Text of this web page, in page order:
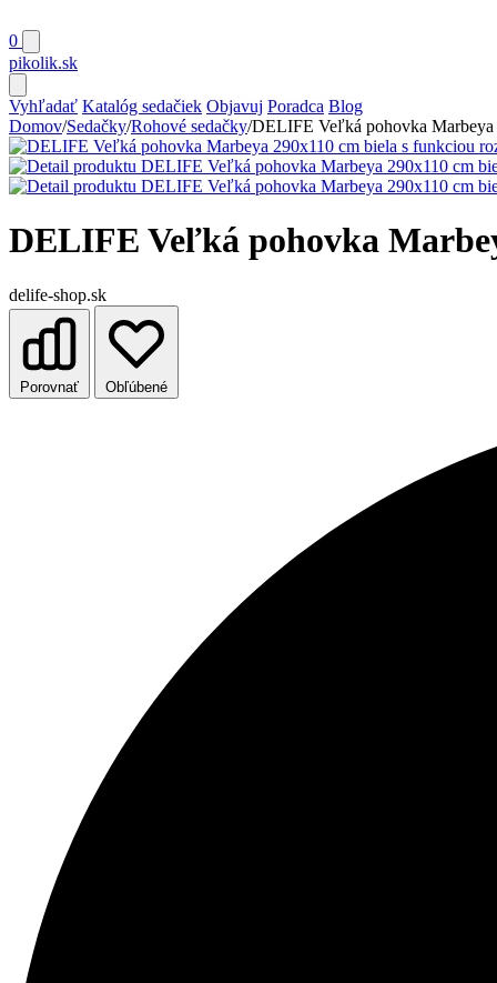
0
pikolik.sk
Vyhľadať Katalóg sedačiek Objavuj Poradca Blog
Domov/Sedačky/Rohové sedačky/DELIFE Veľká pohovka Marbeya
DELIFE Veľká pohovka
delife-shop.sk
Porovnať Obľúbené